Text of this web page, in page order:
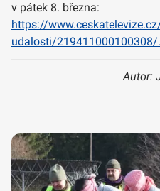
v pátek 8. března:
https://
udalosti/219411000100308/
Autor: